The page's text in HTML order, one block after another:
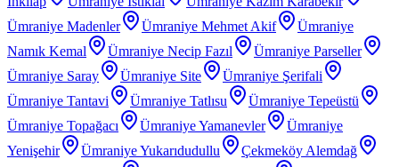
Ümraniye Madenler
Ümraniye Mehmet Akif
Ümraniye
Namık Kemal
Ümraniye Necip Fazıl
Ümraniye Parseller
Ümraniye Saray
Ümraniye Site
Ümraniye Şerifali
Ümraniye Tantavi
Ümraniye Tatlısu
Ümraniye Tepeüstü
Ümraniye Topağacı
Ümraniye Yamanevler
Ümraniye
Yenişehir
Ümraniye Yukarıdudullu
Çekmeköy Alemdağ